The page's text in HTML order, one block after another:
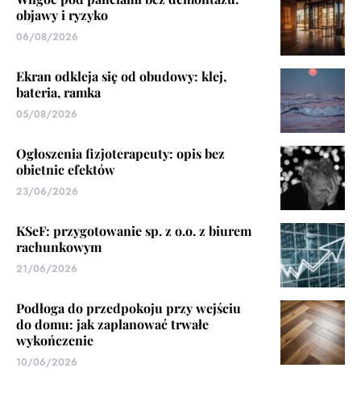
objawy i ryzyko
06/08/2026
Ekran odkleja się od obudowy: klej,
bateria, ramka
05/08/2026
Ogłoszenia fizjoterapeuty: opis bez
obietnic efektów
23/06/2026
KSeF: przygotowanie sp. z o.o. z biurem
rachunkowym
21/06/2026
Podłoga do przedpokoju przy wejściu
do domu: jak zaplanować trwałe
wykończenie
10/06/2026